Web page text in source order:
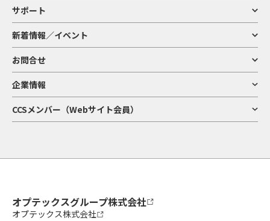
サポート
新着情報／イベント
お問合せ
企業情報
CCSメンバー（Webサイト会員）
オプテックスグループ株式会社
オプテックス株式会社